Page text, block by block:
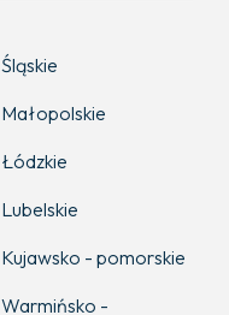
Śląskie
Małopolskie
Łódzkie
Lubelskie
Kujawsko - pomorskie
Warmińsko -